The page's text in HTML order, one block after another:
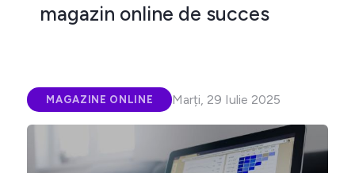
magazin online de succes
MAGAZINE ONLINE Marți, 29 Iulie 2025